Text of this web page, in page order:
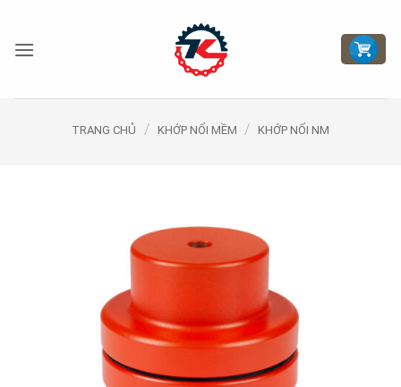
nội
TRANG CHỦ / KHỚP NỐI MỀM / KHỚP NỐI NM